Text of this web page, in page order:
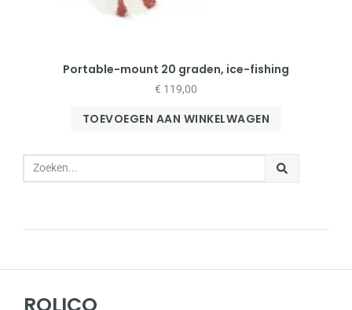
Portable-mount 20 graden, ice-fishing
€ 119,00
TOEVOEGEN AAN WINKELWAGEN
ROLICO